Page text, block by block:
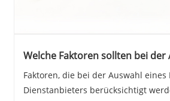
Welche Faktoren sollten bei der
werden?
Faktoren, die bei der Auswahl eines
Dienstanbieters berücksichtigt